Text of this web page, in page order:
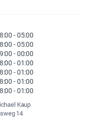
-05:00
-05:00
-00:00
-01:00
-01:00
-01:00
-01:00
Kaup
14